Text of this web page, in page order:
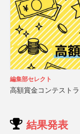
編集部セレクト
高額賞金コンテスト
結果発表